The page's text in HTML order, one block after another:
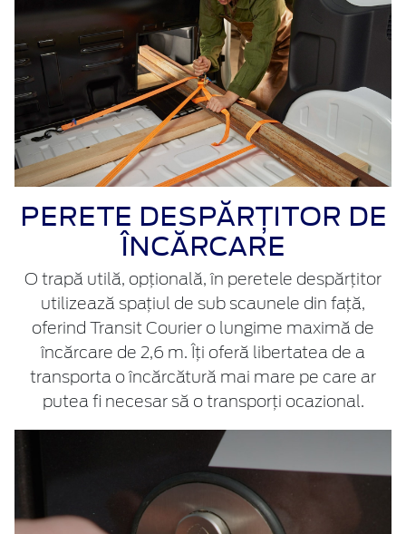
PERETE DESPĂRȚITOR DE
ÎNCĂRCARE
O trapă utilă, opțională, în peretele despărțitor
utilizează spațiul de sub scaunele din față,
oferind Transit Courier o lungime maximă de
încărcare de 2,6 m. Îți oferă libertatea de a
transporta o încărcătură mai mare pe care ar
putea fi necesar să o transporți ocazional.